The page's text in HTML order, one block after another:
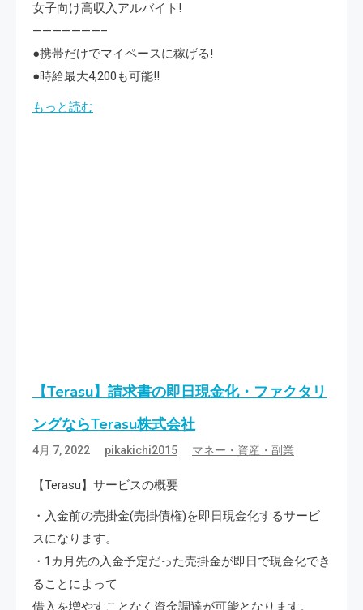
女子向け高収入アルバイト!
———————–
●携帯だけでマイペースに稼げる!
●時給最大4,200も可能!!
もっと読む
【Terasu】請求書の即日現金化・ファクタリ
ングならTerasu株式会社
4月 7, 2022 pikakichi2015 マネー・資産・副業
【Terasu】サービスの概要
・入金前の売掛金(売掛債権)を即日現金化するサービ
スになります。
・1カ月先の入金予定だった売掛金が即日で現金化でき
ることによって
借入を増やすことなく資金調達が可能となります。